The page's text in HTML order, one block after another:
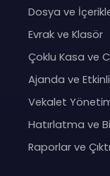
Dosya ve
Evrak ve Klasör
Çoklu Kasa ve
Ajanda ve
Vekalet
Hatırlatma ve
Raporlar ve